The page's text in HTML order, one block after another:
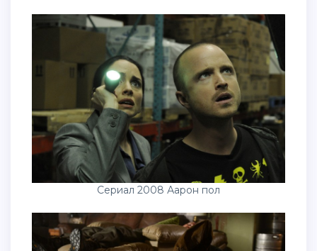
Сериал 2008 Аарон пол